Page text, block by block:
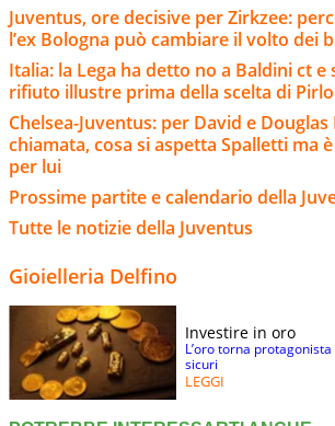
Juventus, ore decisive per Zirkzee:
l’ex Bologna può cambiare il volto dei
Italia: la Lega ha detto no a Baldini ct
rifiuto illustre prima della scelta di Pirlo
Chelsea-Juventus: per David e
chiamata, cosa si aspetta Spalletti ma
per lui
Prossime partite e calendario della
Tutte le notizie della Juventus
Gioielleria Delfino
Investire in oro
L’oro torna
sicuri
LEGGI